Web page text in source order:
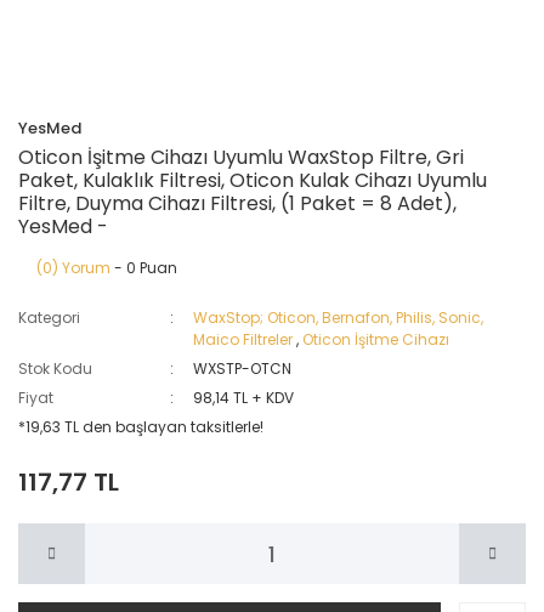
YesMed
Oticon İşitme Cihazı Uyumlu WaxStop Filtre, Gri
Paket, Kulaklık Filtresi, Oticon Kulak Cihazı Uyumlu
Filtre, Duyma Cihazı Filtresi, (1 Paket = 8 Adet),
YesMed -
(0) Yorum - 0 Puan
Kategori
WaxStop; Oticon, Bernafon, Philis, Sonic,
Maico Filtreler, Oticon İşitme Cihazı
Stok Kodu
WXSTP-OTCN
Fiyat
98,14 TL + KDV
*19,63 TL den başlayan taksitlerle!
117,77 TL